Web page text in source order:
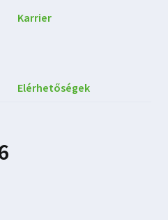
Karrier
Elérhetőségek